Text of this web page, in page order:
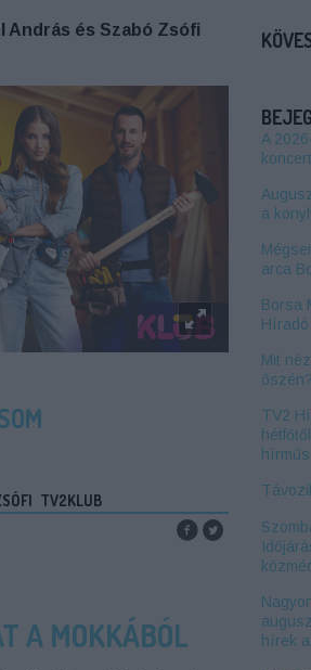
András és Szabó Zsófi
TV2KLUB
A MOKKÁBÓL
A
a
arca
Borsa
Mit
őszén?
TV2
hírek